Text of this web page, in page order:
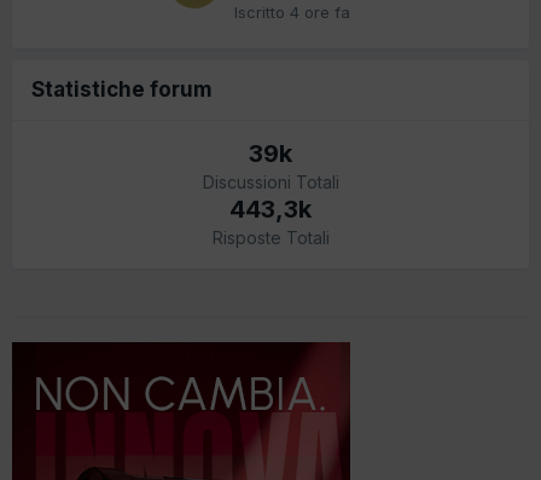
Iscritto 4 ore fa
Statistiche forum
39k
Discussioni Totali
443,3k
Risposte Totali